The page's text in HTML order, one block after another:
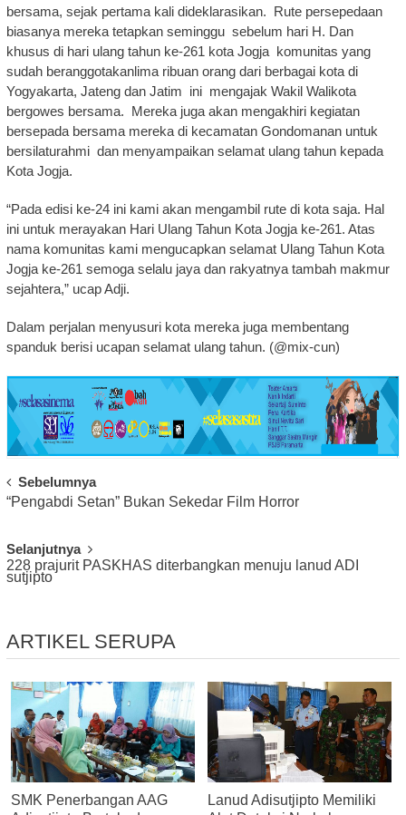
bersama, sejak pertama kali dideklarasikan. Rute persepedaan
biasanya mereka tetapkan seminggu sebelum hari H. Dan
khusus di hari ulang tahun ke-261 kota Jogja komunitas yang
sudah beranggotakanlima ribuan orang dari berbagai kota di
Yogyakarta, Jateng dan Jatim ini mengajak Wakil Walikota
bergowes bersama. Mereka juga akan mengakhiri kegiatan
bersepada bersama mereka di kecamatan Gondomanan untuk
bersilaturahmi dan menyampaikan selamat ulang tahun kepada
Kota Jogja.
“Pada edisi ke-24 ini kami akan mengambil rute di kota saja. Hal
ini untuk merayakan Hari Ulang Tahun Kota Jogja ke-261. Atas
nama komunitas kami mengucapkan selamat Ulang Tahun Kota
Jogja ke-261 semoga selalu jaya dan rakyatnya tambah makmur
sejahtera,” ucap Adji.
Dalam perjalan menyusuri kota mereka juga membentang
spanduk berisi ucapan selamat ulang tahun. (@mix-cun)
Post
Navigation
Sebelumnya
“Pengabdi Setan” Bukan Sekedar Film Horror
Selanjutnya
228 prajurit PASKHAS diterbangkan menuju lanud ADI
sutjipto
ARTIKEL SERUPA
SMK Penerbangan AAG
Lanud Adisutjipto Memiliki